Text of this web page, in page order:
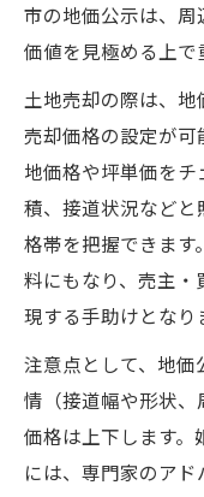
市の地価公示は、周
価値を見極める上で
土地売却の際は、地
売却価格の設定が可
地価格や坪単価を
積、接道状況などと
格帯を把握できます
料にもなり、売主・
現する手助けとなり
注意点として、地価
情（接道幅や形状、
価格は上下します。
には、専門家のアド